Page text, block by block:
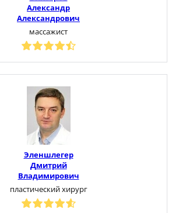
Александр
Александрович
массажист
Эленшлегер
Дмитрий
Владимирович
пластический хирург